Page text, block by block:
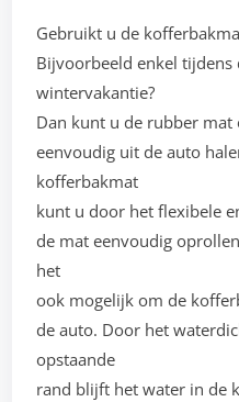
Gebruikt u de
Bijvoorbeeld enkel
wintervakantie?
Dan kunt u de rubber
eenvoudig uit de auto
kofferbakmat
kunt u door het flexibele
de mat eenvoudig
het
ook mogelijk om de
de auto. Door het
opstaande
rand blijft het water in de